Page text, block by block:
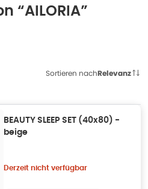
“AILORIA”
Sortieren nachRelevanz
BEAUTY SLEEP SET (40x80) -
beige
Derzeit nicht verfügbar